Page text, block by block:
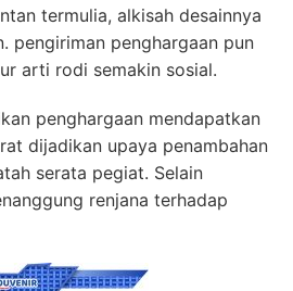
termulia, alkisah desainnya
pengiriman penghargaan pun
arti rodi semakin sosial.
penghargaan mendapatkan
dijadikan upaya penambahan
serata pegiat. Selain
renjana terhadap